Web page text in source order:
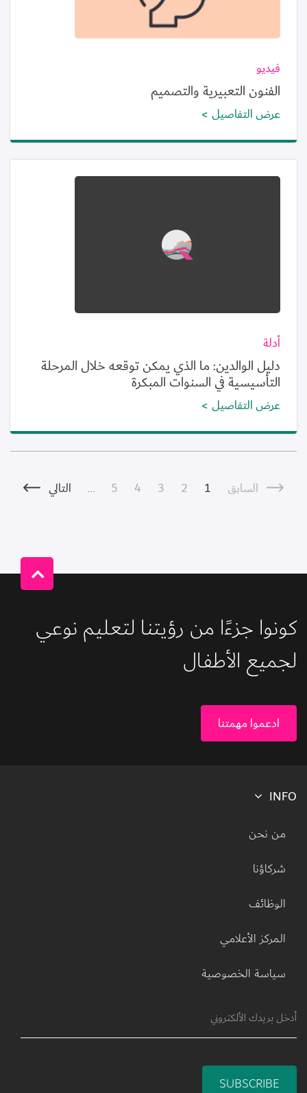
فيديو
الفنون التعبيرية والتصميم
عرض التفاصيل
الصورة
أدلة
دليل الوالدين: ما الذي يمكن توقعه خلال المرحلة
التأسيسية في السنوات المبكرة
عرض التفاصيل
Pagination Previous page
السابق Current page
1 الصفحة
2 الصفحة
3 الصفحة
4 الصفحة
5
… الصفحة التالية
التالي
كونوا جزءًا من رؤيتنا لتعليم نوعي
لجميع الأطفال
ادعموا مهمتنا
INFO
Footer menu
من نحن
شركاؤنا
الوظائف
المركز الأعلامي
سياسة الخصوصية
SUBSCRIBE